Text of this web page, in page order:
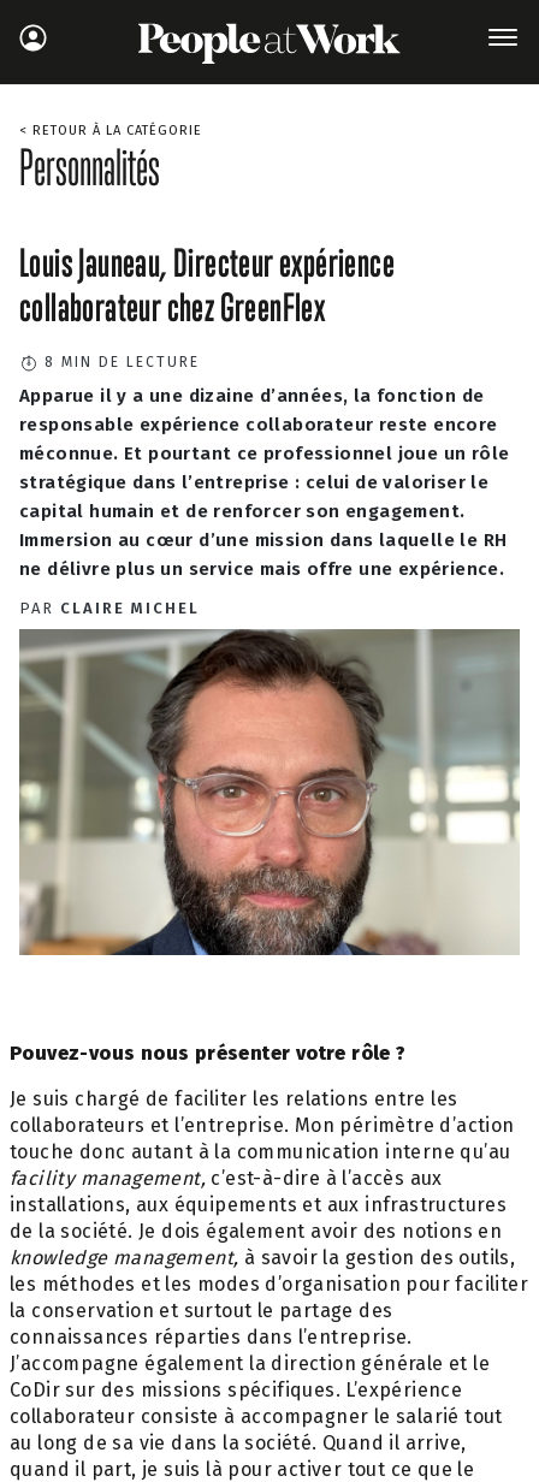
< RETOUR À LA CATÉGORIE
Personnalités
Louis Jauneau, Directeur expérience
collaborateur chez GreenFlex
8 MIN DE LECTURE
Apparue il y a une dizaine d’années, la fonction de
responsable expérience collaborateur reste encore
méconnue. Et pourtant ce professionnel joue un rôle
stratégique dans l’entreprise : celui de valoriser le
capital humain et de renforcer son engagement.
Immersion au cœur d’une mission dans laquelle le RH
ne délivre plus un service mais offre une expérience.
PAR CLAIRE MICHEL
Pouvez-vous nous présenter votre rôle ?
Je suis chargé de faciliter les relations entre les
collaborateurs et l’entreprise. Mon périmètre d’action
touche donc autant à la communication interne qu’au
facility management, c’est-à-dire à l’accès aux
installations, aux équipements et aux infrastructures
de la société. Je dois également avoir des notions en
knowledge management, à savoir la gestion des outils,
les méthodes et les modes d’organisation pour faciliter
la conservation et surtout le partage des
connaissances réparties dans l’entreprise.
J’accompagne également la direction générale et le
CoDir sur des missions spécifiques. L’expérience
collaborateur consiste à accompagner le salarié tout
au long de sa vie dans la société. Quand il arrive,
quand il part, je suis là pour activer tout ce que le